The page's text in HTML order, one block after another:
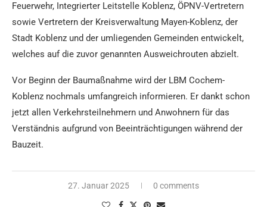
Feuerwehr, Integrierter Leitstelle Koblenz, ÖPNV-Vertretern
sowie Vertretern der Kreisverwaltung Mayen-Koblenz, der
Stadt Koblenz und der umliegenden Gemeinden entwickelt,
welches auf die zuvor genannten Ausweichrouten abzielt.
Vor Beginn der Baumaßnahme wird der LBM Cochem-
Koblenz nochmals umfangreich informieren. Er dankt schon
jetzt allen Verkehrsteilnehmern und Anwohnern für das
Verständnis aufgrund von Beeinträchtigungen während der
Bauzeit.
27. Januar 2025 0 comments